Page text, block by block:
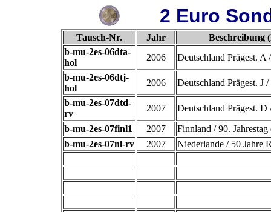
2 Euro
Tausch-Nr. Jahr
Beschreibung
b-mu-2es-06dta-
hol
2006
Deutschland Prägest. A
b-mu-2es-06dtj-
hol
2006
Deutschland Prägest. J
b-mu-2es-07dtd-
rv
2007
Deutschland Prägest. D
b-mu-2es-07finl1
2007
Finnland / 90.
b-mu-2es-07nl-rv
2007 Niederlande / 50 Jahre